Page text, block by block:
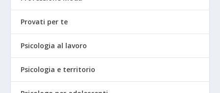
Provati per te
Psicologia al lavoro
Psicologia e territorio